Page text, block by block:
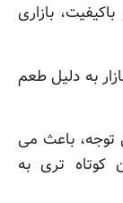
بازاری
به دلیل طعم
توجه، باعث می
کوتاه تری به